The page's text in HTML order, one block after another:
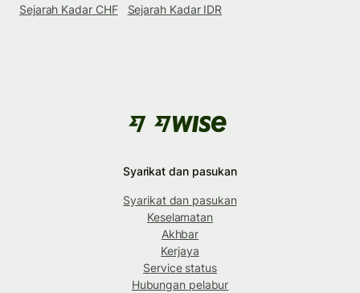
Sejarah Kadar CHF
Sejarah Kadar IDR
Syarikat dan pasukan
Syarikat dan pasukan
Keselamatan
Akhbar
Kerjaya
Service status
Hubungan pelabur